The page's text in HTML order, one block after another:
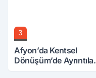
3
Afyon’da Kentsel
Dönüşüm’de Ayrıntılar